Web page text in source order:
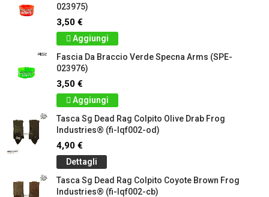
023975)
3,50 €
Aggiungi
Fascia Da Braccio Verde Specna Arms (SPE-
023976)
3,50 €
Aggiungi
Tasca Sg Dead Rag Colpito Olive Drab Frog
Industries® (fi-lqf002-od)
4,90 €
Dettagli
Tasca Sg Dead Rag Colpito Coyote Brown Frog
Industries® (fi-lqf002-cb)